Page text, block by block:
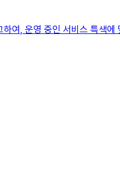
여, 운영 중인 서비스 특색에